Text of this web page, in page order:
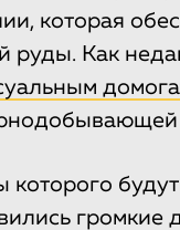
которая
руды. Как
которого
громкие